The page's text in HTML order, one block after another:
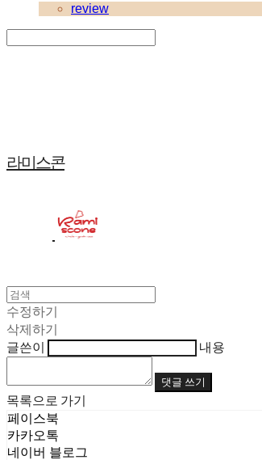
review
라미스콘
수정하기
삭제하기
글쓴이
내용
댓글 쓰기
목록으로 가기
페이스북
카카오톡
네이버 블로그